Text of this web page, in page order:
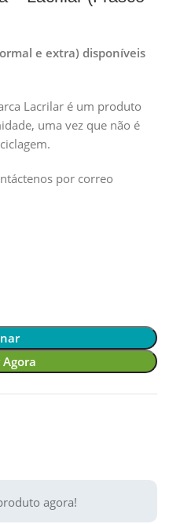
e extra) disponíveis
Lacrilar é um produto
uma vez que não é
por correo
agora!